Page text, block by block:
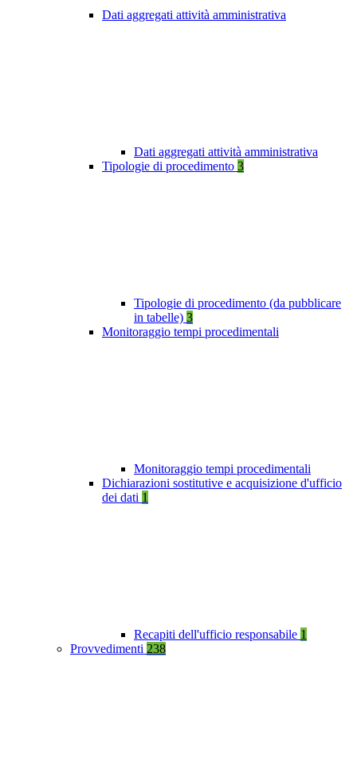
Dati aggregati attività amministrativa
Dati aggregati attività amministrativa
Tipologie di procedimento 3
Tipologie di procedimento (da pubblicare
in tabelle) 3
Monitoraggio tempi procedimentali
Monitoraggio tempi procedimentali
Dichiarazioni sostitutive e acquisizione d'ufficio
dei dati 1
Recapiti dell'ufficio responsabile 1
Provvedimenti 238